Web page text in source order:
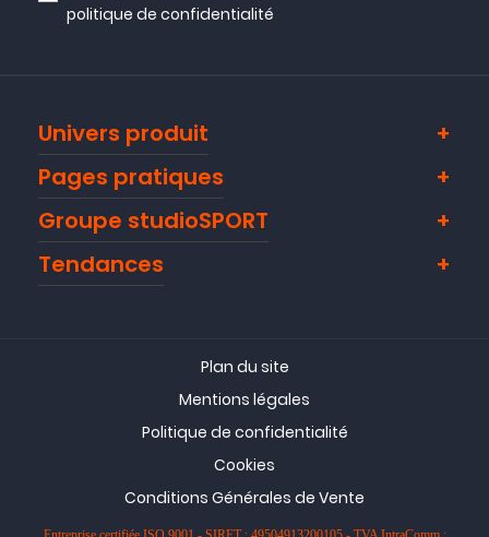
politique de confidentialité
Univers produit
Pages pratiques
Groupe studioSPORT
Tendances
Plan du site
Mentions légales
Politique de confidentialité
Cookies
Conditions Générales de Vente